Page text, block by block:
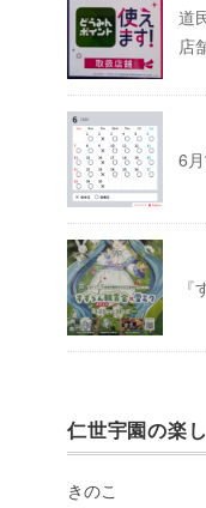
道
店
6
仁世宇園の楽
きのこ